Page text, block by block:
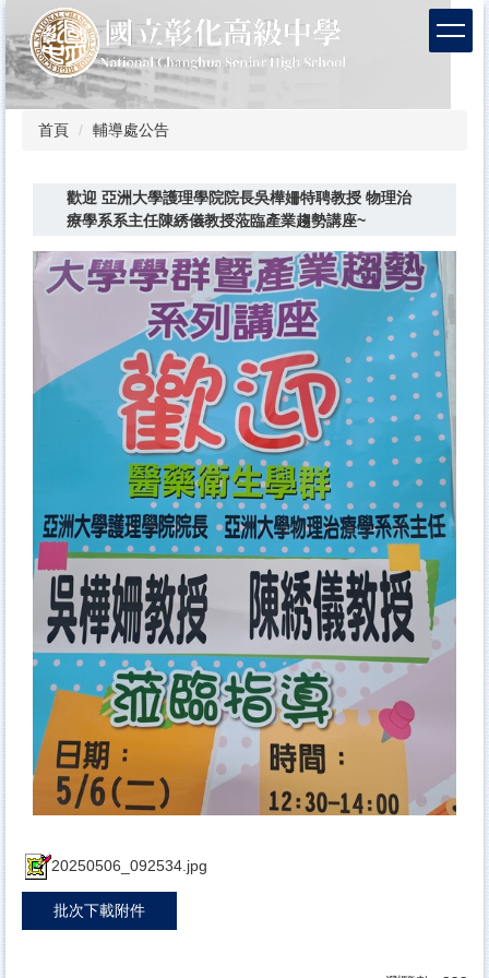
到
主
要
內
首頁 輔導處公告
歡迎 亞洲大學護理學院院長吳樺姍特聘教授 物理治
療學系系主任陳綉儀教授蒞臨產業趨勢講座~
20250506_092534.jpg
批次下載附件